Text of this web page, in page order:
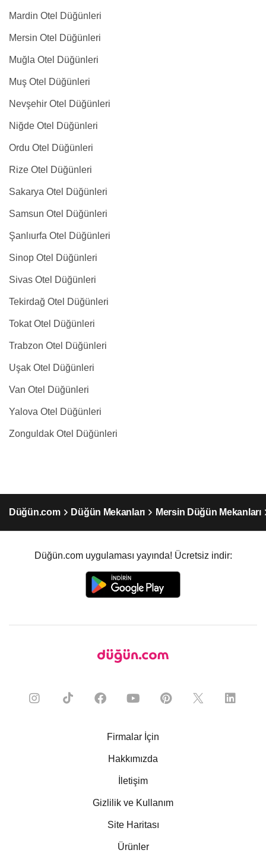
Mardin Otel Düğünleri
Mersin Otel Düğünleri
Muğla Otel Düğünleri
Muş Otel Düğünleri
Nevşehir Otel Düğünleri
Niğde Otel Düğünleri
Ordu Otel Düğünleri
Rize Otel Düğünleri
Sakarya Otel Düğünleri
Samsun Otel Düğünleri
Şanlıurfa Otel Düğünleri
Sinop Otel Düğünleri
Sivas Otel Düğünleri
Tekirdağ Otel Düğünleri
Tokat Otel Düğünleri
Trabzon Otel Düğünleri
Uşak Otel Düğünleri
Van Otel Düğünleri
Yalova Otel Düğünleri
Zonguldak Otel Düğünleri
Düğün.com Düğün Mekanları Mersin Düğün Mekanları
Düğün.com uygulaması yayında! Ücretsiz indir:
Firmalar İçin
Hakkımızda
İletişim
Gizlilik ve Kullanım
Site Haritası
Ürünler